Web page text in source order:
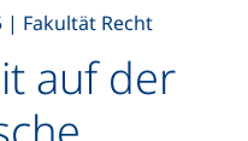
auf der
| Fakultät Recht